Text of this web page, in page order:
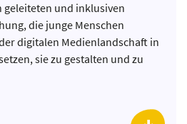
und inklusiven
die junge Menschen
digitalen Medienlandschaft in
sie zu gestalten und zu